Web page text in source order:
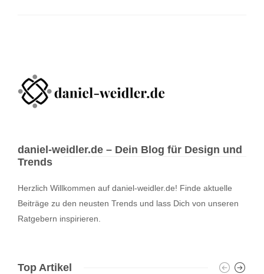
daniel-weidler.de – Dein Blog für Design und
Trends
Herzlich Willkommen auf daniel-weidler.de! Finde aktuelle
Beiträge zu den neusten Trends und lass Dich von unseren
Ratgebern inspirieren.
Top Artikel